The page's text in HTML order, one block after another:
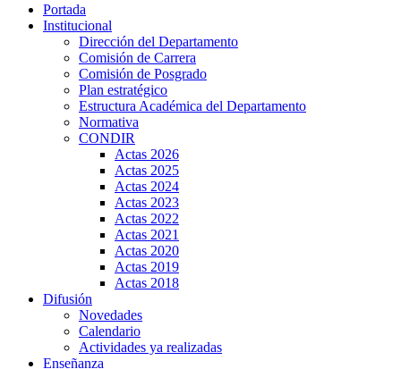
Portada
Institucional
Dirección del Departamento
Comisión de Carrera
Comisión de Posgrado
Plan estratégico
Estructura Académica del Departamento
Normativa
CONDIR
Actas 2026
Actas 2025
Actas 2024
Actas 2023
Actas 2022
Actas 2021
Actas 2020
Actas 2019
Actas 2018
Difusión
Novedades
Calendario
Actividades ya realizadas
Enseñanza